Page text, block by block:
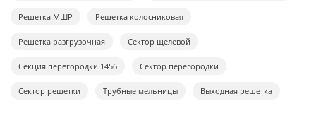
Решетка МШР Решетка колосниковая
Решетка разгрузочная Сектор щелевой
Секция перегородки 1456 Сектор перегородки
Сектор решетки Трубные мельницы Выходная решетка